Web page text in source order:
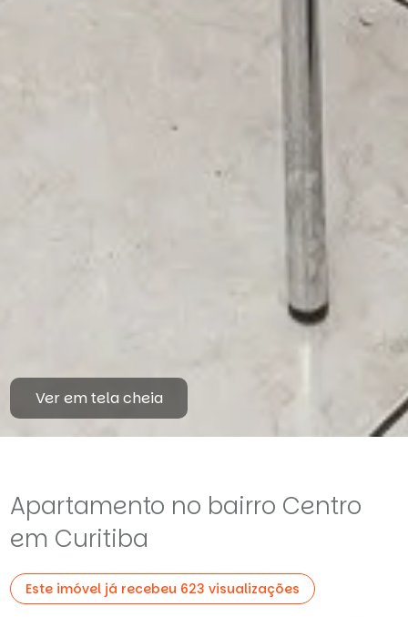
Ver em tela cheia
Apartamento no bairro Centro
em Curitiba
Este imóvel já recebeu 623 visualizações